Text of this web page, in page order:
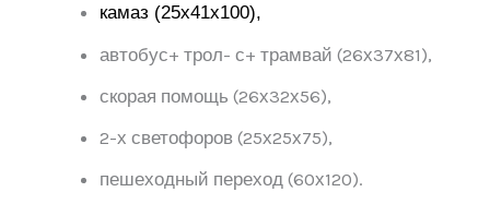
камаз (25х41х100),
автобус+ трол- с+ трамвай (26х37х81),
скорая помощь (26х32х56),
2-х светофоров (25х25х75),
пешеходный переход (60х120).